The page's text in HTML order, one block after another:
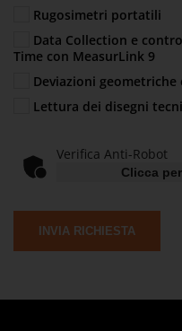
Rugosimetri portatili
Data Collection e
Time con MeasurLink 9
Deviazioni geometriche
Lettura dei disegni
Verifica Anti-Robot
Clicca
INVIA RICHIESTA